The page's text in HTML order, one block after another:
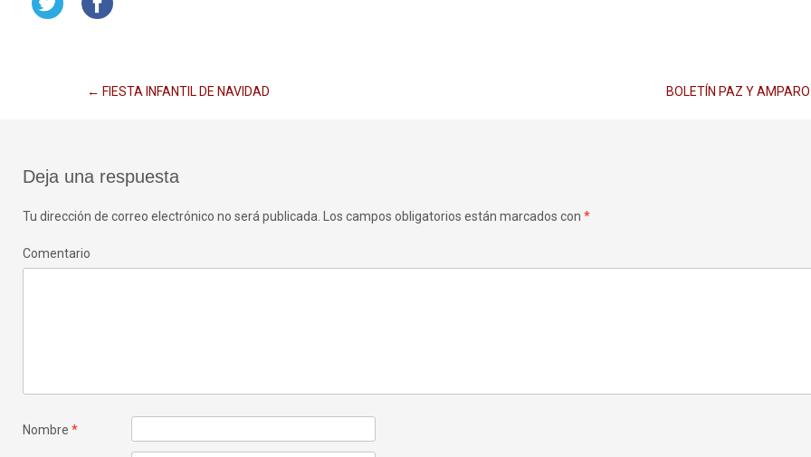
Navegación
de
entradas
← FIESTA INFANTIL DE NAVIDAD BOLETÍN PAZ Y
Deja una respuesta
Tu dirección de correo electrónico no será publicada. Los campos obligatorios están marcados con*
Comentario
Nombre*